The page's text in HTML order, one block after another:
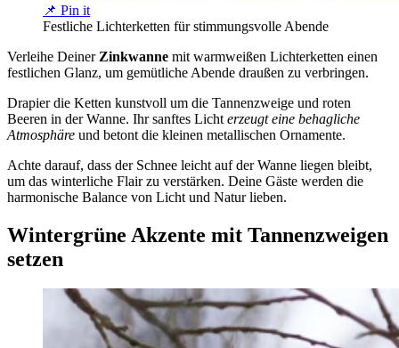
📌 Pin it
Festliche Lichterketten für stimmungsvolle Abende
Verleihe Deiner Zinkwanne mit warmweißen Lichterketten einen
festlichen Glanz, um gemütliche Abende draußen zu verbringen.
Drapier die Ketten kunstvoll um die Tannenzweige und roten
Beeren in der Wanne. Ihr sanftes Licht erzeugt eine behagliche
Atmosphäre und betont die kleinen metallischen Ornamente.
Achte darauf, dass der Schnee leicht auf der Wanne liegen bleibt,
um das winterliche Flair zu verstärken. Deine Gäste werden die
harmonische Balance von Licht und Natur lieben.
Wintergrüne Akzente mit Tannenzweigen
setzen